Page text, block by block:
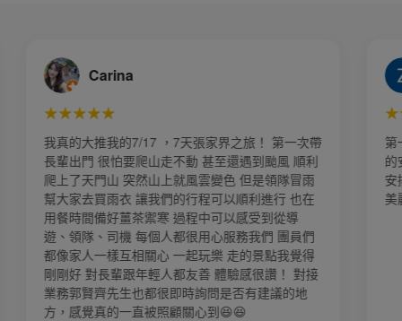
家界之旅！ 第一次帶
甚至還遇到颱風 順利
雲變色 但是領隊冒雨
程可以順利進行 也在
中可以感受到從導
用心服務我們 團員們
玩樂 走的景點我覺得
善 體驗感很讚！ 對接
詢問是否有建議的地
心到😆😆
第一次到訪大陸江南水鄉六日遊，
的安排 我們一行14人出遊順利，規
安排妥當，本次很幸運 每日天氣很
美麗，下次會再報名參加～